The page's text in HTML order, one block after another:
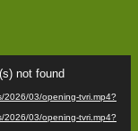
not found
2026/03/opening-tvri.mp4?
2026/03/opening-tvri.mp4?